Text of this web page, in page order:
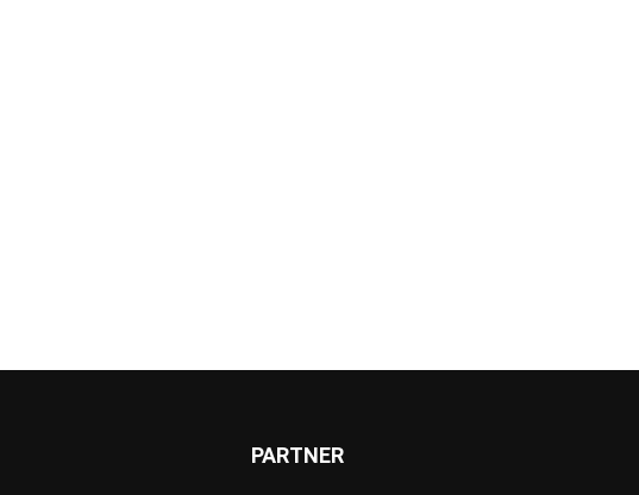
PARTNER